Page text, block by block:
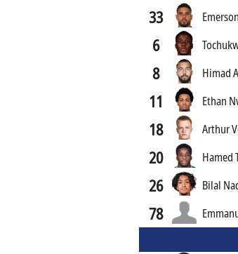
33 Emerson
6
8 Himad
11 Ethan
18 Arthur
20 Hamed
26 Bilal
78